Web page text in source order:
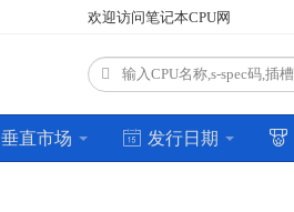
欢迎访问笔记本CPU网
垂直市场 发行日期